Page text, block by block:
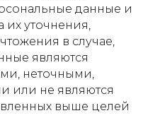
данные и
их уточнения,
в случае,
являются
неточными,
или не являются
выше целей